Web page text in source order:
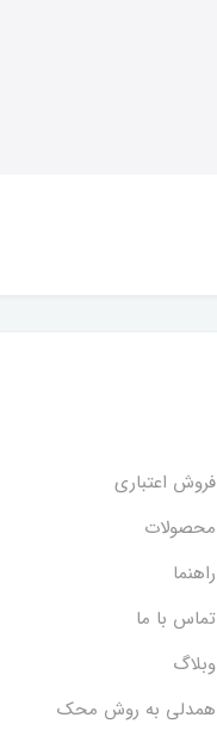
فروش اعتباری
محصولات
راهنما
تماس با ما
وبلاگ
همدلی به روش محک